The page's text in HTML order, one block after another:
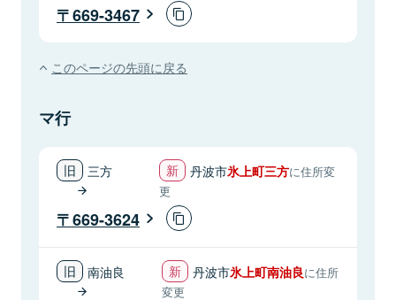
669-3467
このページの先頭に戻る
マ行
三方 丹波市氷上町三方に住所変
更
669-3624
南油良 丹波市氷上町南油良に住所
変更